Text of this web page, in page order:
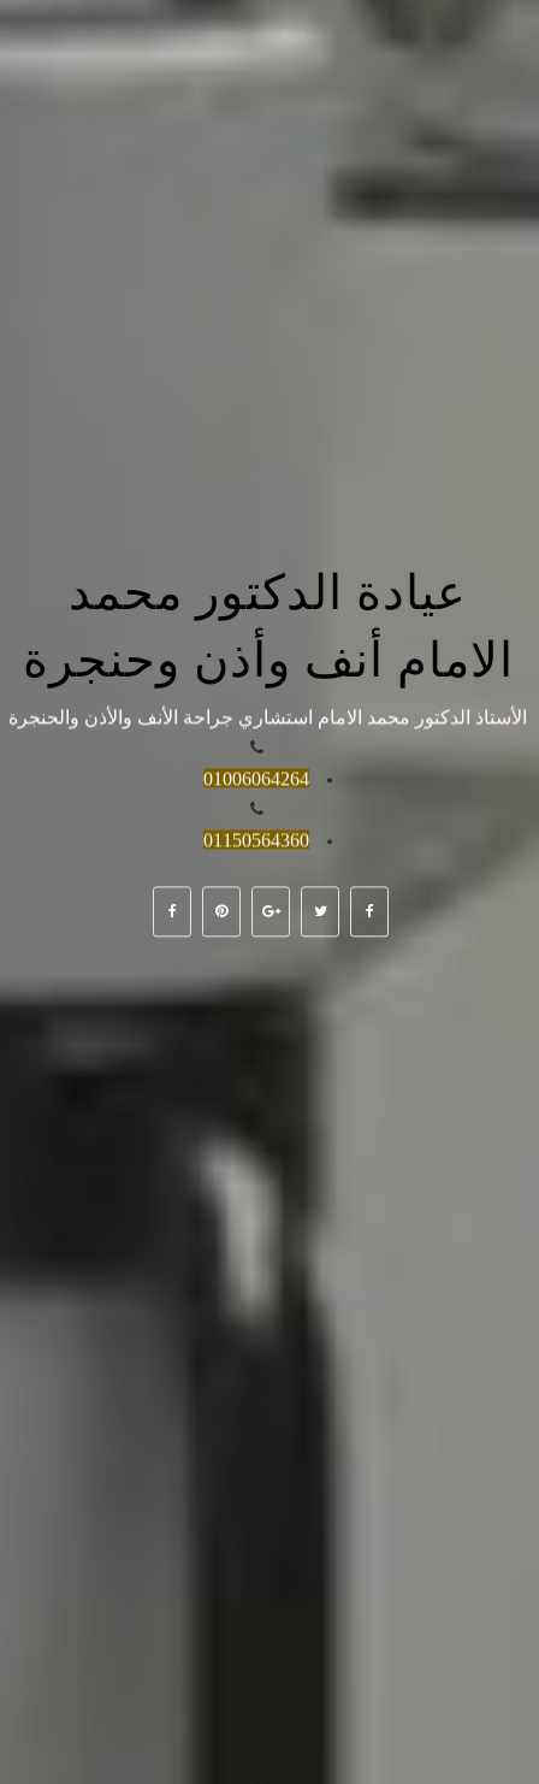
عيادة الدكتور محمد
الامام أنف وأذن وحنجرة
الأستاذ الدكتور محمد الامام استشاري جراحة الأنف والأذن والحنجرة
01006064264
01150564360